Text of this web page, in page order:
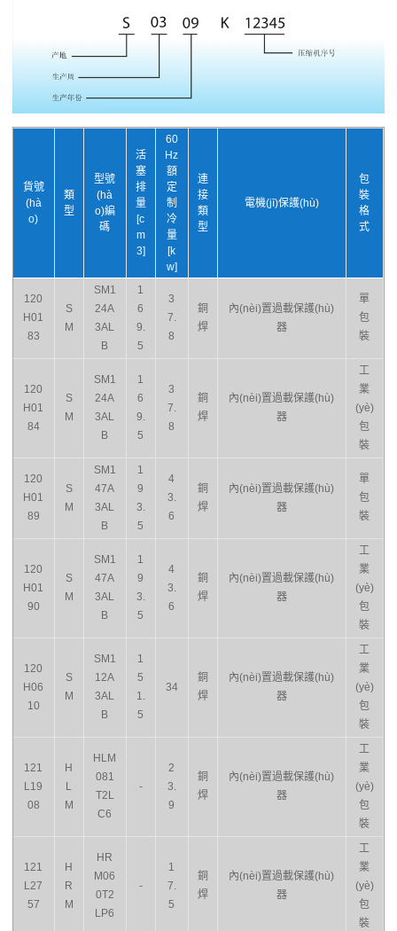
貨號
(hà
o)
類
型
型號
(hà
o)編
碼
活
塞
排
量
[c
m
3]
60
Hz
額
定
制
冷
量
[k
w]
連
接
類
型
電機(jī)保護(hù)
包
裝
格
式
120
H01
83
S
M
SM1
24A
3AL
B
1
6
9.
5
3
7.
8
銅
焊
內(nèi)置過載保護(hù)
器
單
包
裝
120
H01
84
S
M
SM1
24A
3AL
B
1
6
9.
5
3
7.
8
銅
焊
內(nèi)置過載保護(hù)
器
工
業
(yè)
包
裝
120
H01
89
S
M
SM1
47A
3AL
B
1
9
3.
5
4
3.
6
銅
焊
內(nèi)置過載保護(hù)
器
單
包
裝
120
H01
90
S
M
SM1
47A
3AL
B
1
9
3.
5
4
3.
6
銅
焊
內(nèi)置過載保護(hù)
器
工
業
(yè)
包
裝
120
H06
10
S
M
SM1
12A
3AL
B
1
5
1.
5
34
銅
焊
內(nèi)置過載保護(hù)
器
工
業
(yè)
包
裝
121
L19
08
H
L
M
HLM
081
T2L
C6
-
2
3.
9
銅
焊
內(nèi)置過載保護(hù)
器
工
業
(yè)
包
裝
121
L27
57
H
R
M
HR
M06
0T2
LP6
-
1
7.
5
銅
焊
內(nèi)置過載保護(hù)
器
工
業
(yè)
包
裝